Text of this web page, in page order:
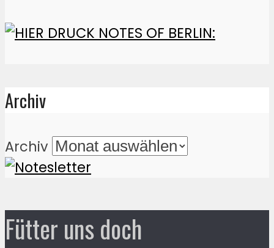
Archiv
Archiv
Fütter uns doch